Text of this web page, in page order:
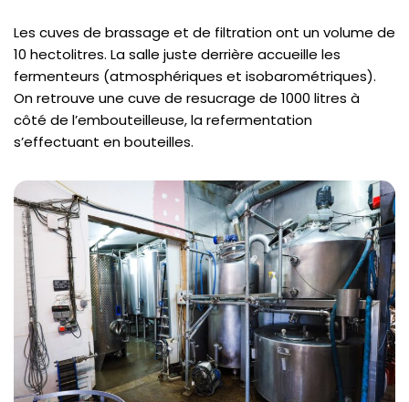
Les cuves de brassage et de filtration ont un volume de
10 hectolitres. La salle juste derrière accueille les
fermenteurs (atmosphériques et isobarométriques).
On retrouve une cuve de resucrage de 1000 litres à
côté de l’embouteilleuse, la refermentation
s’effectuant en bouteilles.